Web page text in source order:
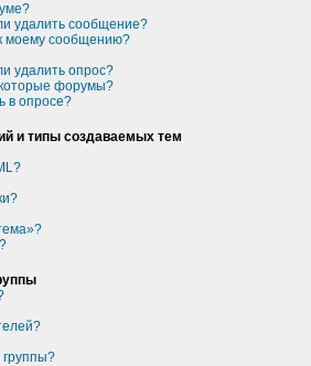
удалить сообщение?
моему сообщению?
удалить опрос?
форумы?
в опросе?
и типы создаваемых тем
группы?